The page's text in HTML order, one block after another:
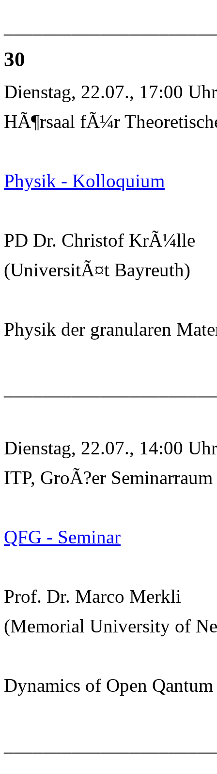
30
Dienstag, 22.07., 17:00 Uhr
HÃ¶rsaal fÃ¼r
Physik - Kolloquium
PD Dr. Christof KrÃ¼lle
(UniversitÃ¤t Bayreuth)
Physik der granularen
Dienstag, 22.07., 14:00 Uhr
ITP, GroÃ?er Seminarraum
QFG - Seminar
Prof. Dr. Marco Merkli
(Memorial University of
Dynamics of Open Qantum